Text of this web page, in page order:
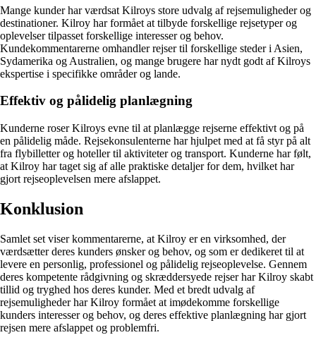
Mange kunder har værdsat Kilroys store udvalg af rejsemuligheder og
destinationer. Kilroy har formået at tilbyde forskellige rejsetyper og
oplevelser tilpasset forskellige interesser og behov.
Kundekommentarerne omhandler rejser til forskellige steder i Asien,
Sydamerika og Australien, og mange brugere har nydt godt af Kilroys
ekspertise i specifikke områder og lande.
Effektiv og pålidelig planlægning
Kunderne roser Kilroys evne til at planlægge rejserne effektivt og på
en pålidelig måde. Rejsekonsulenterne har hjulpet med at få styr på alt
fra flybilletter og hoteller til aktiviteter og transport. Kunderne har følt,
at Kilroy har taget sig af alle praktiske detaljer for dem, hvilket har
gjort rejseoplevelsen mere afslappet.
Konklusion
Samlet set viser kommentarerne, at Kilroy er en virksomhed, der
værdsætter deres kunders ønsker og behov, og som er dedikeret til at
levere en personlig, professionel og pålidelig rejseoplevelse. Gennem
deres kompetente rådgivning og skræddersyede rejser har Kilroy skabt
tillid og tryghed hos deres kunder. Med et bredt udvalg af
rejsemuligheder har Kilroy formået at imødekomme forskellige
kunders interesser og behov, og deres effektive planlægning har gjort
rejsen mere afslappet og problemfri.